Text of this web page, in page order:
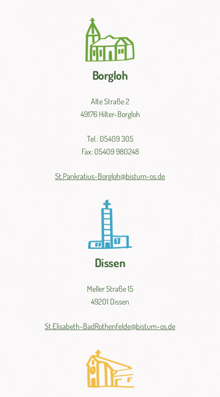
Borgloh
Alte Straße 2
49176 Hilter-Borgloh
Tel.: 05409 305
Fax: 05409 980248
St.Pankratius-Borgloh@bistum-os.de
Dissen
Meller Straße 15
49201 Dissen
St.Elisabeth-BadRothenfelde@bistum-os.de